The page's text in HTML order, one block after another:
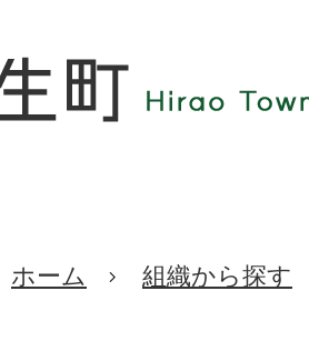
ホーム 組織から探す